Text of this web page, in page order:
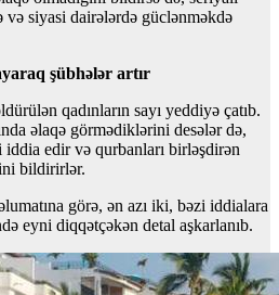
siyasi dairələrdə güclənməkdə
şübhələr artır
qadınların sayı yeddiyə çatıb.
əlaqə görmədiklərini desələr də,
edir və qurbanları birləşdirən
bildirirlər.
görə, ən azı iki, bəzi iddialara
eyni diqqətçəkən detal aşkarlanıb.